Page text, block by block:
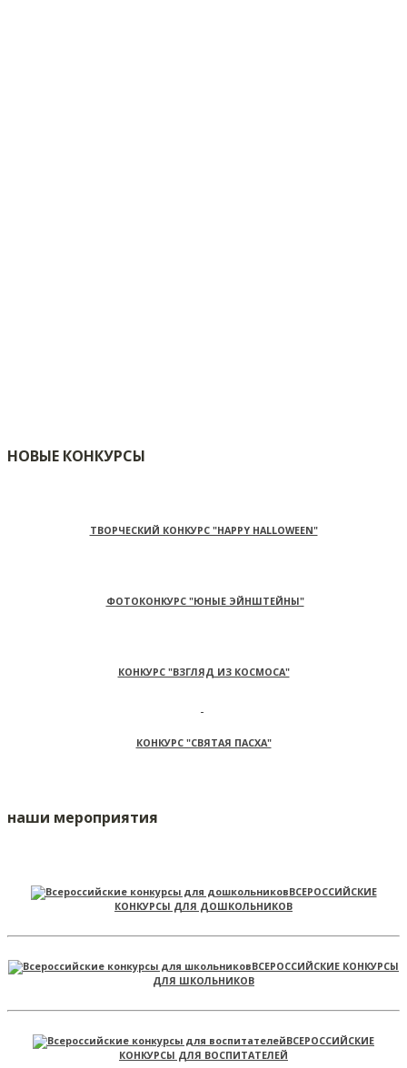
НОВЫЕ КОНКУРСЫ
ТВОРЧЕСКИЙ КОНКУРС "HAPPY HALLOWEEN"
ФОТОКОНКУРС "ЮНЫЕ ЭЙНШТЕЙНЫ"
КОНКУРС "ВЗГЛЯД ИЗ КОСМОСА"
КОНКУРС "СВЯТАЯ ПАСХА"
наши мероприятия
ВСЕРОССИЙСКИЕ
КОНКУРСЫ ДЛЯ ДОШКОЛЬНИКОВ
ВСЕРОССИЙСКИЕ КОНКУРСЫ
ДЛЯ ШКОЛЬНИКОВ
ВСЕРОССИЙСКИЕ
КОНКУРСЫ ДЛЯ ВОСПИТАТЕЛЕЙ